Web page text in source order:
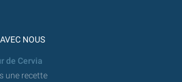
NOUS
de Cervia
une recette